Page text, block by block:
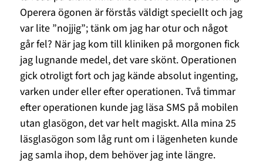
Operera ögonen är förstås väldigt speciellt och jag
var lite ”nojjig”; tänk om jag har otur och något
går fel? När jag kom till kliniken på morgonen fick
jag lugnande medel, det vare skönt. Operationen
gick otroligt fort och jag kände absolut ingenting,
varken under eller efter operationen. Två timmar
efter operationen kunde jag läsa SMS på mobilen
utan glasögon, det var helt magiskt. Alla mina 25
läsglasögon som låg runt om i lägenheten kunde
jag samla ihop, dem behöver jag inte längre.